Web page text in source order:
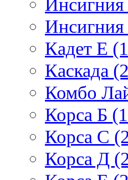
Кадет Е
Каскада
Комбо
Корса Б
Корса С
Корса Д